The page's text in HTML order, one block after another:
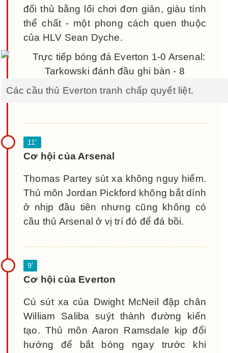
đối thủ bằng lối chơi đơn giản, giàu tính
thể chất - một phong cách quen thuộc
của HLV Sean Dyche.
Các cầu thủ Everton tranh chấp quyết liệt.
Cơ hội của Arsenal
Thomas Partey sút xa không nguy hiểm.
Thủ môn Jordan Pickford không bắt dính
ở nhịp đầu tiên nhưng cũng không có
cầu thủ Arsenal ở vị trí đó để đá bồi.
Cơ hội của Everton
Cú sút xa của Dwight McNeil đập chân
William Saliba suýt thành đường kiến
tạo. Thủ môn Aaron Ramsdale kịp đổi
hướng để bắt bóng ngay trước khi